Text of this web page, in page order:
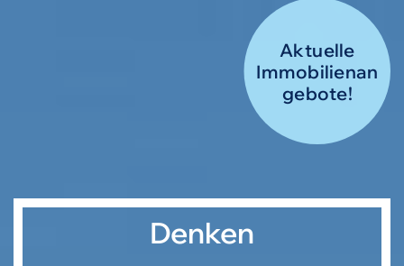
Aktuelle
Immobilienan
gebote!
Denken